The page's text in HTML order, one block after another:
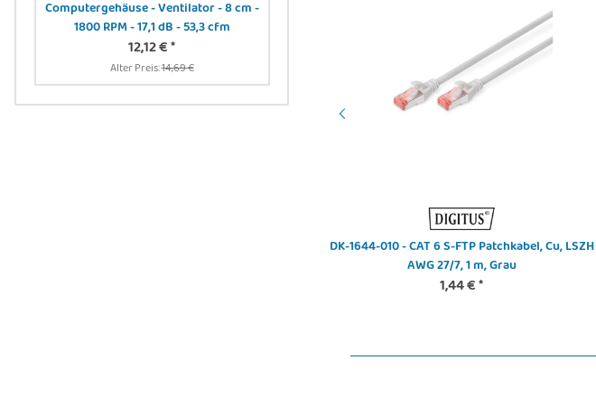
DK-1644-010 - CAT 6 S-FTP Patchkabel, Cu, LSZH
AWG 27/7, 1 m, Grau
1,44 €*
Computergehäuse - Ventilator - 8 cm -
1800 RPM - 17,1 dB - 53,3 cfm
12,12 €*
Alter Preis:14,69 €